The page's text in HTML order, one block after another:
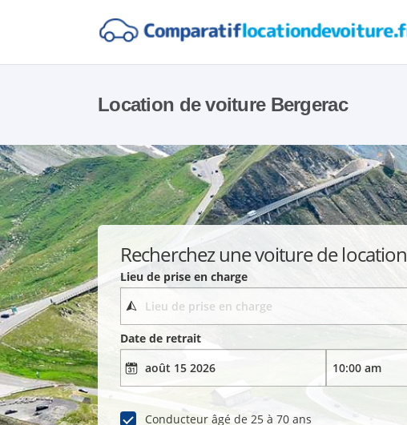
Location de voiture Bergerac
Recherchez une voiture de location
Lieu de prise en charge
Date de retrait
Conducteur âgé de 25 à 70 ans